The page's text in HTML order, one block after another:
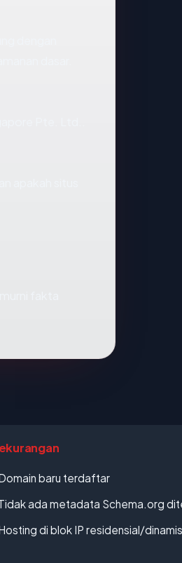
baru terdaftar
ada metadata Schema.org
di blok IP residensial/dinamis